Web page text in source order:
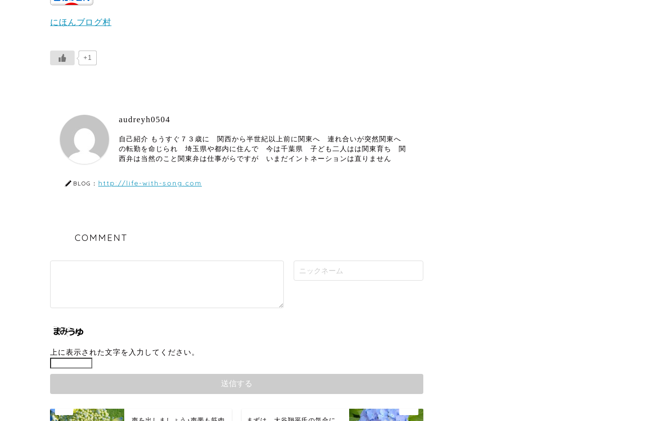
にほんブログ村
+1
audreyh0504
自己紹介 もうすぐ７３歳に 関西から半世紀以上前に関東へ 連れ合いが突然関東へ
の転勤を命じられ 埼玉県や都内に住んで 今は千葉県 子ども二人はは関東育ち 関
西弁は当然のこと関東弁は仕事がらですが いまだイントネーションは直りません
BLOG： http://life-with-song.com
COMMENT
上に表示された文字を入力してください。